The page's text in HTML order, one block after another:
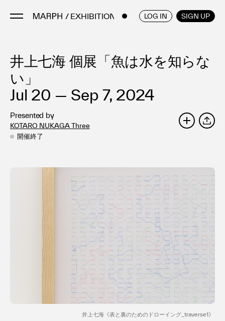
/ EXHIBITIONS LOG IN SIGN UP
Artists
Galleries & Museums
Exhibitions
Art Fairs & Events
Press Releases
FAQ
利用規約
プライバシ−ポリシー
運営会社
ENGLISH / JAPANESE
井上七海 個展「魚は水を知らな
い」
Jul 20 — Sep 7, 2024
Presented by
KOTARO NUKAGA Three
開催終了
井上七海《表と裏のためのドローイング_traverse1》